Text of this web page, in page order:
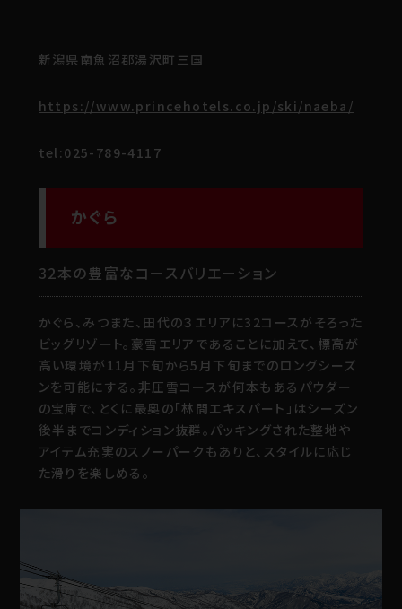
新潟県南魚沼郡湯沢町三国
https://www.princehotels.co.jp/ski/naeba/
tel:025-789-4117
かぐら
32本の豊富なコースバリエーション
かぐら、みつまた、田代の３エリアに32コースがそろった
ビッグリゾート。豪雪エリアであることに加えて、標高が
高い環境が11月下旬から5月下旬までのロングシーズ
ンを可能にする。非圧雪コースが何本もあるパウダー
の宝庫で、とくに最奥の「林間エキスパート」はシーズン
後半までコンディション抜群。パッキングされた整地や
アイテム充実のスノーパークもありと、スタイルに応じ
た滑りを楽しめる。